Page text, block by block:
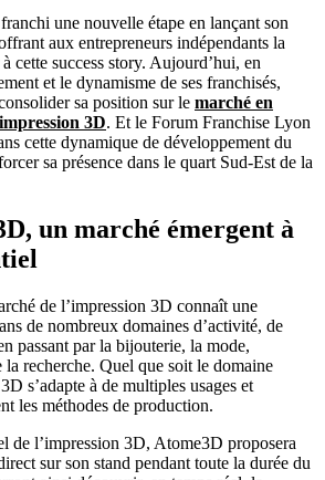
une nouvelle étape en lançant son
aux entrepreneurs indépendants la
cette success story. Aujourd’hui, en
et le dynamisme de ses franchisés,
sa position sur le marché en
3D. Et le Forum Franchise Lyon
cette dynamique de développement du
sa présence dans le quart Sud-Est de la
un marché émergent à
de l’impression 3D connaît une
de nombreux domaines d’activité, de
passant par la bijouterie, la mode,
la recherche. Quel que soit le domaine
s’adapte à de multiples usages et
les méthodes de production.
de l’impression 3D, Atome3D proposera
sur son stand pendant toute la durée du